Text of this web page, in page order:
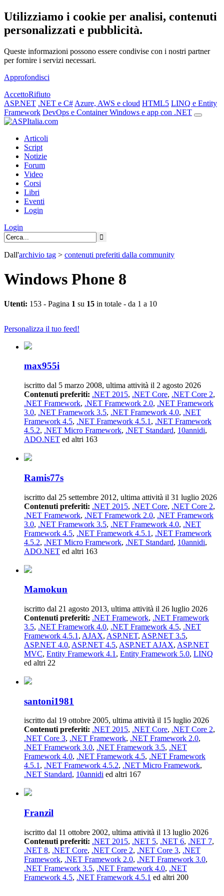
Utilizziamo i cookie per analisi, contenuti
personalizzati e pubblicità.
Queste informazioni possono essere condivise con i nostri partner
per fornire i servizi necessari.
Approfondisci
AccettoRifiuto
ASP.NET .NET e C# Azure, AWS e cloud HTML5 LINQ e Entity
Framework DevOps e ContainerWindows e app con .NET
Articoli
Script
Notizie
Forum
Video
Corsi
Libri
Eventi
Login
Login
Dall'archivio tag > contenuti preferiti dalla community
Windows Phone 8
Utenti: 153 - Pagina 1 su 15 in totale - da 1 a 10
Personalizza il tuo feed!
max955i
iscritto dal 5 marzo 2008, ultima attività il 2 agosto 2026
Contenuti preferiti: .NET 2015, .NET Core, .NET Core 2,
.NET Framework, .NET Framework 2.0, .NET Framework
3.0, .NET Framework 3.5, .NET Framework 4.0, .NET
Framework 4.5, .NET Framework 4.5.1 , .NET Framework
4.5.2, .NET Micro Framework, .NET Standard, 10annidi,
ADO.NET ed altri 163
Ramis77s
iscritto dal 25 settembre 2012, ultima attività il 31 luglio 2026
Contenuti preferiti: .NET 2015, .NET Core, .NET Core 2,
.NET Framework, .NET Framework 2.0, .NET Framework
3.0, .NET Framework 3.5, .NET Framework 4.0, .NET
Framework 4.5, .NET Framework 4.5.1 , .NET Framework
4.5.2, .NET Micro Framework, .NET Standard, 10annidi,
ADO.NET ed altri 163
Mamokun
iscritto dal 21 agosto 2013, ultima attività il 26 luglio 2026
Contenuti preferiti: .NET Framework, .NET Framework
3.5, .NET Framework 4.0, .NET Framework 4.5, .NET
Framework 4.5.1 , AJAX, ASP.NET, ASP.NET 3.5,
ASP.NET 4.0, ASP.NET 4.5, ASP.NET AJAX, ASP.NET
MVC, Entity Framework 4.1 , Entity Framework 5.0, LINQ
ed altri 22
santoni1981
iscritto dal 19 ottobre 2005, ultima attività il 15 luglio 2026
Contenuti preferiti: .NET 2015, .NET Core, .NET Core 2,
.NET Core 3, .NET Framework, .NET Framework 2.0,
.NET Framework 3.0, .NET Framework 3.5, .NET
Framework 4.0, .NET Framework 4.5, .NET Framework
4.5.1, .NET Framework 4.5.2, .NET Micro Framework,
.NET Standard, 10annidi ed altri 167
Franzil
iscritto dal 11 ottobre 2002, ultima attività il 13 luglio 2026
Contenuti preferiti: .NET 2015, .NET 5, .NET 6, .NET 7,
.NET 8, .NET Core, .NET Core 2, .NET Core 3, .NET
Framework, .NET Framework 2.0, .NET Framework 3.0,
.NET Framework 3.5, .NET Framework 4.0, .NET
Framework 4.5, .NET Framework 4.5.1 ed altri 200